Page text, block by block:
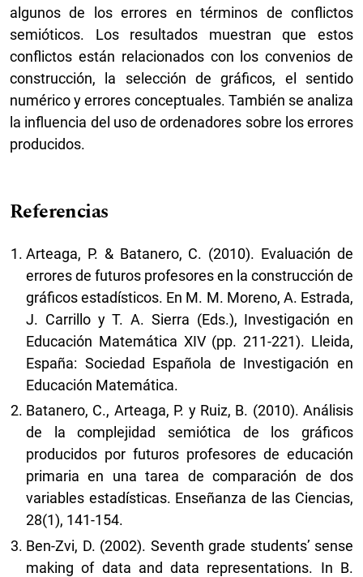
algunos de los errores en términos de conflictos
semióticos. Los resultados muestran que estos
conflictos están relacionados con los convenios de
construcción, la selección de gráficos, el sentido
numérico y errores conceptuales. También se analiza
la influencia del uso de ordenadores sobre los errores
producidos.
Referencias
Arteaga, P. & Batanero, C. (2010). Evaluación de
errores de futuros profesores en la construcción de
gráficos estadísticos. En M. M. Moreno, A. Estrada,
J. Carrillo y T. A. Sierra (Eds.), Investigación en
Educación Matemática XIV (pp. 211-221). Lleida,
España: Sociedad Española de Investigación en
Educación Matemática.
Batanero, C., Arteaga, P. y Ruiz, B. (2010). Análisis
de la complejidad semiótica de los gráficos
producidos por futuros profesores de educación
primaria en una tarea de comparación de dos
variables estadísticas. Enseñanza de las Ciencias,
28(1), 141-154.
Ben-Zvi, D. (2002). Seventh grade students’ sense
making of data and data representations. In B.